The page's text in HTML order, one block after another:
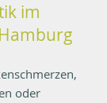
im
oder